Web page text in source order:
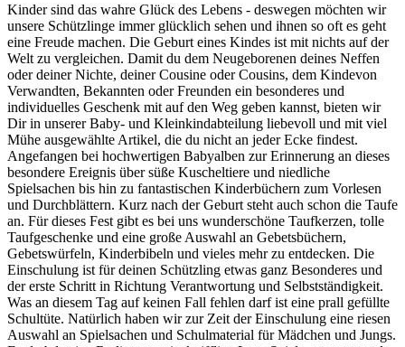
Kinder sind das wahre Glück des Lebens - deswegen möchten wir
unsere Schützlinge immer glücklich sehen und ihnen so oft es geht
eine Freude machen. Die Geburt eines Kindes ist mit nichts auf der
Welt zu vergleichen. Damit du dem Neugeborenen deines Neffen
oder deiner Nichte, deiner Cousine oder Cousins, dem Kindevon
Verwandten, Bekannten oder Freunden ein besonderes und
individuelles Geschenk mit auf den Weg geben kannst, bieten wir
Dir in unserer Baby- und Kleinkindabteilung liebevoll und mit viel
Mühe ausgewählte Artikel, die du nicht an jeder Ecke findest.
Angefangen bei hochwertigen Babyalben zur Erinnerung an dieses
besondere Ereignis über süße Kuscheltiere und niedliche
Spielsachen bis hin zu fantastischen Kinderbüchern zum Vorlesen
und Durchblättern. Kurz nach der Geburt steht auch schon die Taufe
an. Für dieses Fest gibt es bei uns wunderschöne Taufkerzen, tolle
Taufgeschenke und eine große Auswahl an Gebetsbüchern,
Gebetswürfeln, Kinderbibeln und vieles mehr zu entdecken. Die
Einschulung ist für deinen Schützling etwas ganz Besonderes und
der erste Schritt in Richtung Verantwortung und Selbstständigkeit.
Was an diesem Tag auf keinen Fall fehlen darf ist eine prall gefüllte
Schultüte. Natürlich haben wir zur Zeit der Einschulung eine riesen
Auswahl an Spielsachen und Schulmaterial für Mädchen und Jungs.